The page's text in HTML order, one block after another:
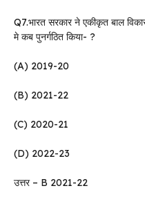
Q7.भारत सरकार ने एकीकृत बाल
मे कब पुनर्गठित किया- ?
(A) 2019-20
(B) 2021-22
(C) 2020-21
(D) 2022-23
उत्तर – B 2021-22